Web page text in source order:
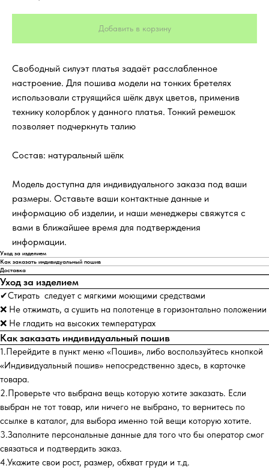
Добавить в корзину
Свободный силуэт платья задаёт расслабленное
настроение. Для пошива модели на тонких бретелях
использовали струящийся шёлк двух цветов, применив
технику колорблок у данного платья. Тонкий ремешок
позволяет подчеркнуть талию
Состав: натуральный шёлк
Модель доступна для индивидуального заказа под ваши
размеры. Оставьте ваши контактные данные и
информацию об изделии, и наши менеджеры свяжутся с
вами в ближайшее время для подтверждения
информации.
Уход за изделием
Как заказать индивидуальный пошив
Доставка
Уход за изделием
✔Стирать следует с мягкими моющими средствами
❌ Не отжимать, а сушить на полотенце в горизонтально положении
❌ Не гладить на высоких температурах
Как заказать индивидуальный пошив
1.Перейдите в пункт меню «Пошив», либо воспользуйтесь кнопкой
«Индивидуальный пошив» непосредственно здесь, в карточке
товара.
2.Проверьте что выбрана вещь которую хотите заказать. Если
выбран не тот товар, или ничего не выбрано, то вернитесь по
ссылке в каталог, для выбора именно той вещи которую хотите.
3.Заполните персональные данные для того что бы оператор смог
связаться и подтвердить заказ.
4.Укажите свои рост, размер, обхват груди и т.д.